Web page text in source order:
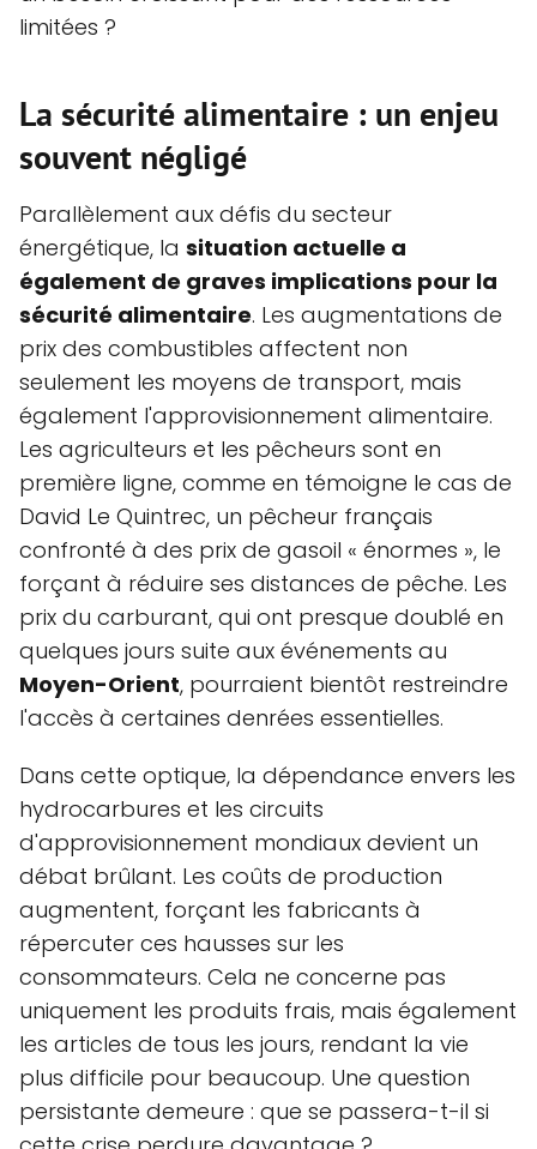
limitées ?
La sécurité alimentaire : un enjeu
souvent négligé
Parallèlement aux défis du secteur
énergétique, la situation actuelle a
également de graves implications pour la
sécurité alimentaire. Les augmentations de
prix des combustibles affectent non
seulement les moyens de transport, mais
également l'approvisionnement alimentaire.
Les agriculteurs et les pêcheurs sont en
première ligne, comme en témoigne le cas de
David Le Quintrec, un pêcheur français
confronté à des prix de gasoil « énormes », le
forçant à réduire ses distances de pêche. Les
prix du carburant, qui ont presque doublé en
quelques jours suite aux événements au
Moyen-Orient, pourraient bientôt restreindre
l'accès à certaines denrées essentielles.
Dans cette optique, la dépendance envers les
hydrocarbures et les circuits
d'approvisionnement mondiaux devient un
débat brûlant. Les coûts de production
augmentent, forçant les fabricants à
répercuter ces hausses sur les
consommateurs. Cela ne concerne pas
uniquement les produits frais, mais également
les articles de tous les jours, rendant la vie
plus difficile pour beaucoup. Une question
persistante demeure : que se passera-t-il si